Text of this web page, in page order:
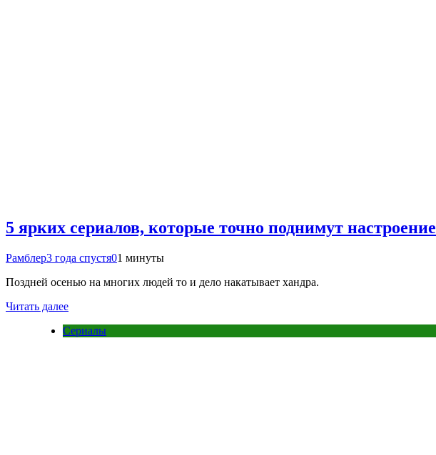
5 ярких сериалов, которые точно поднимут настроение
Рамблер3 года спустя01 минуты
Поздней осенью на многих людей то и дело накатывает хандра.
Читать далее
Сериалы